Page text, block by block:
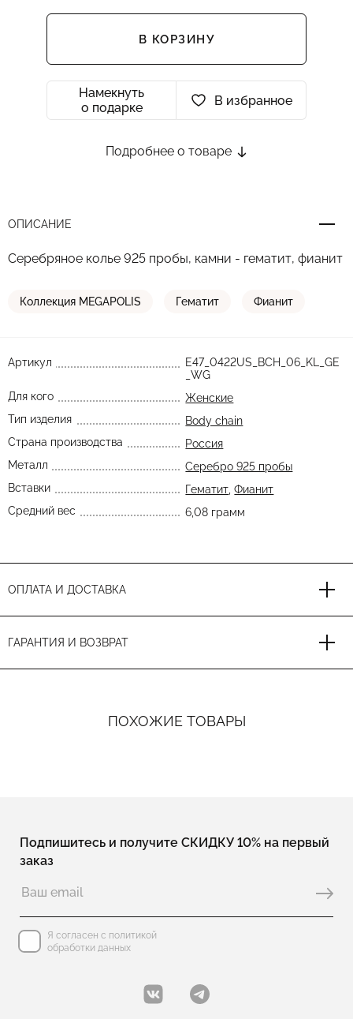
В КОРЗИНУ
Намекнуть
о подарке
В избранное
Подробнее о товаре
ОПИСАНИЕ
Серебряное колье 925 пробы, камни - гематит, фианит
Коллекция MEGAPOLIS Гематит Фианит
Артикул
E47_0422US_BCH_06_KL_GE
_WG
Для кого
Женские
Тип изделия
Body chain
Страна производства
Россия
Металл
Серебро 925 пробы
Вставки
Гематит ,Фианит
Средний вес
6,08 грамм
ОПЛАТА И ДОСТАВКА
ГАРАНТИЯ И ВОЗВРАТ
ПОХОЖИЕ ТОВАРЫ
Подпишитесь и получите СКИДКУ 10% на первый
заказ
Я согласен с политикой
обработки данных